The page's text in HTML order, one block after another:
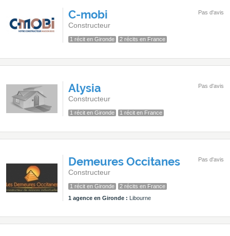
C-mobi
Constructeur
1 récit en Gironde 2 récits en France
Pas d'avis
Alysia
Constructeur
1 récit en Gironde 1 récit en France
Pas d'avis
Demeures Occitanes
Constructeur
1 récit en Gironde
2 récits en France
1 agence en Gironde : Libourne
Pas d'avis